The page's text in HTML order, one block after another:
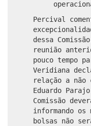
Percival
dessa
reunião
pouco tempo
Veridiana
relação a não
Eduardo
Comissão
informando
bolsas não